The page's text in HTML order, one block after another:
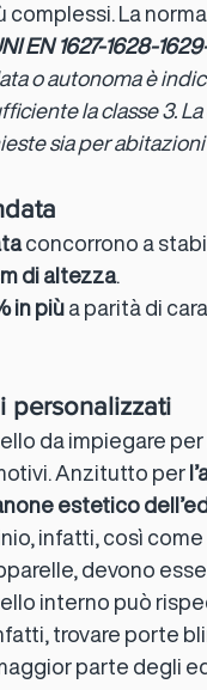
complessi. La
EN 1627-1628-
o autonoma è
la classe 3.
sia per
concorrono a
di altezza
in più a parità di
personalizzati
da impiegare
Anzitutto per
estetico
infatti, così
devono
interno può
trovare porte
parte degli